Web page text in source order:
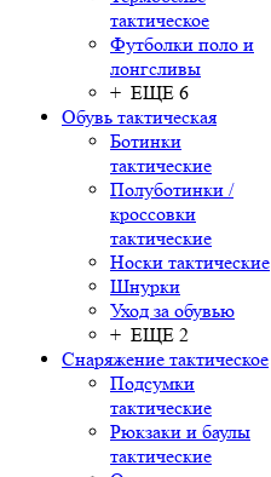
тактическое
Футболки поло и
лонгсливы
+ ЕЩЕ 6
Обувь тактическая
Ботинки
тактические
Полуботинки /
кроссовки
тактические
Носки тактические
Шнурки
Уход за обувью
+ ЕЩЕ 2
Снаряжение тактическое
Подсумки
тактические
Рюкзаки и баулы
тактические